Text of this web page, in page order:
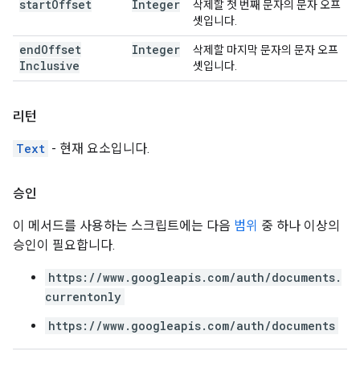
startOffset Integer
삭제할 첫 번째 문자의 문자 오프
셋입니다.
endOffset
Inclusive
Integer
삭제할 마지막 문자의 문자 오프
셋입니다.
리턴
Text - 현재 요소입니다.
승인
이 메서드를 사용하는 스크립트에는 다음 범위 중 하나 이상의
승인이 필요합니다.
https://www.googleapis.com/auth/documents.
currentonly
https://www.googleapis.com/auth/documents